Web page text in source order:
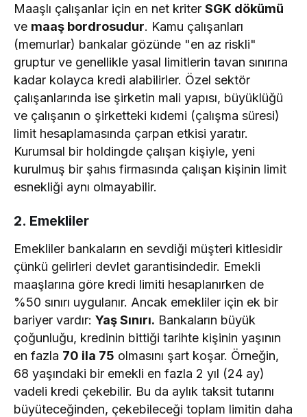
Maaşlı çalışanlar için en net kriterSGK dökümü
ve maaş bordrosudur. Kamu çalışanları
(memurlar) bankalar gözünde "en az riskli"
gruptur ve genellikle yasal limitlerin tavan sınırına
kadar kolayca kredi alabilirler. Özel sektör
çalışanlarında ise şirketin mali yapısı, büyüklüğü
ve çalışanın o şirketteki kıdemi (çalışma süresi)
limit hesaplamasında çarpan etkisi yaratır.
Kurumsal bir holdingde çalışan kişiyle, yeni
kurulmuş bir şahıs firmasında çalışan kişinin limit
esnekliği aynı olmayabilir.
2. Emekliler
Emekliler bankaların en sevdiği müşteri kitlesidir
çünkü gelirleri devlet garantisindedir. Emekli
maaşlarına göre kredi limiti hesaplanırken de
%50 sınırı uygulanır. Ancak emekliler için ek bir
bariyer vardır:Yaş Sınırı. Bankaların büyük
çoğunluğu, kredinin bittiği tarihte kişinin yaşının
en fazla 70 ila 75 olmasını şart koşar. Örneğin,
68 yaşındaki bir emekli en fazla 2 yıl (24 ay)
vadeli kredi çekebilir. Bu da aylık taksit tutarını
büyüteceğinden, çekebileceği toplam limitin daha